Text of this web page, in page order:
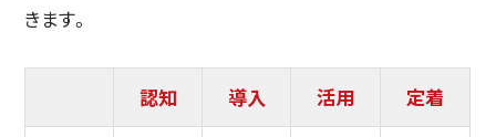
きます。
認知 導入 活用 定着